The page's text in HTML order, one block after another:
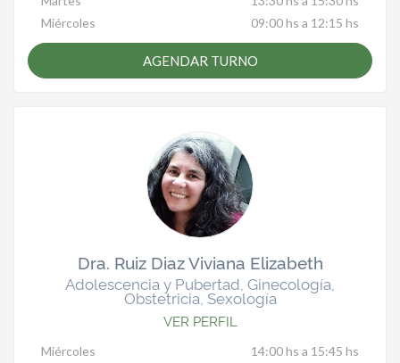
Miércoles
09:00 hs a 12:15 hs
AGENDAR TURNO
Dra. Ruiz Diaz Viviana Elizabeth
Adolescencia y Pubertad, Ginecología,
Obstetricia, Sexología
VER PERFIL
Miércoles
14:00 hs a 15:45 hs